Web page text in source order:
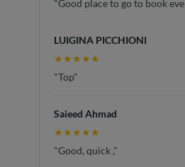
"Good place to go to book
LUIGINA PICCHIONI
★★★★★
"Top"
Saieed Ahmad
★★★★★
"Good, quick ,"